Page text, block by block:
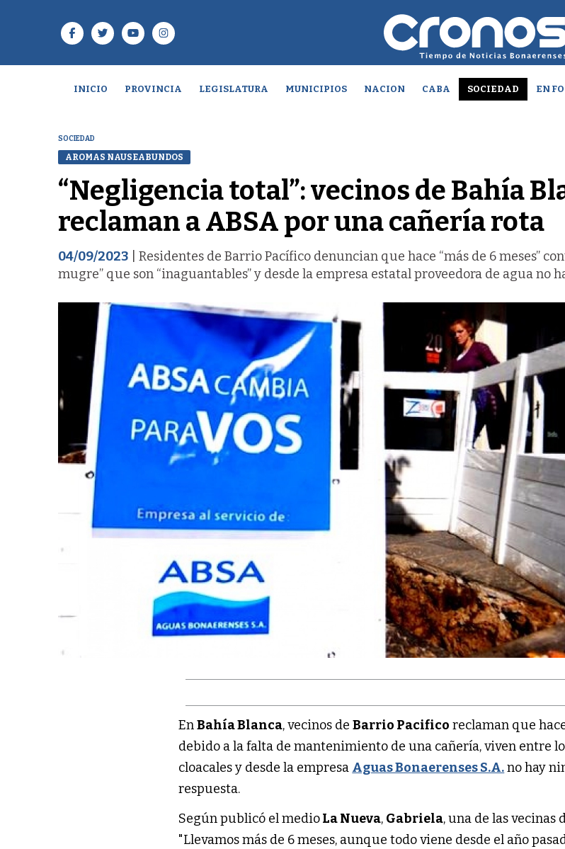
INICIO PROVINCIA LEGISLATURA MUNICIPIOS NACION CABA SOCIEDAD EN
SOCIEDAD
AROMAS NAUSEABUNDOS
“Negligencia total”: vecinos de Bahía
reclaman a ABSA por una cañería rota
04/09/2023 | Residentes de Barrio Pacífico denuncian que hace “más de 6 meses”
mugre” que son “inaguantables” y desde la empresa estatal proveedora de agua no
EnBahía Blanca, vecinos deBarrio Pacifico reclaman que
debido a la falta de mantenimiento de una cañería, viven entre
cloacales y desde la empresa Aguas Bonaerenses S.A.no hay
respuesta.
Según publicó el medioLa Nueva, Gabriela, una de las vecinas
"Llevamos más de 6 meses, aunque todo viene desde el año